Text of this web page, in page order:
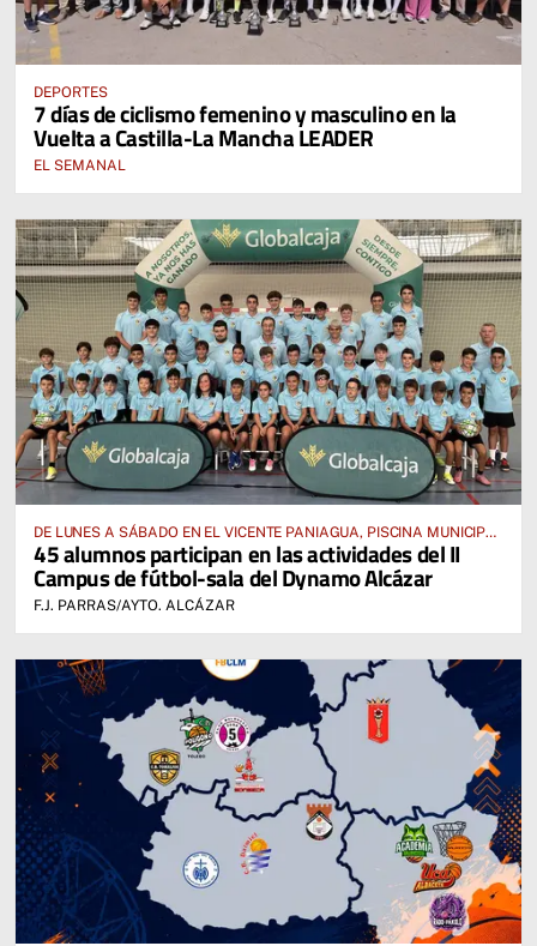
DEPORTES
7 días de ciclismo femenino y masculino en la
Vuelta a Castilla-La Mancha LEADER
EL SEMANAL
DE LUNES A SÁBADO EN EL VICENTE PANIAGUA, PISCINA MUNICIPAL
Y RESIDENCIA FFCM
45 alumnos participan en las actividades del II
Campus de fútbol-sala del Dynamo Alcázar
F.J. PARRAS/AYTO. ALCÁZAR